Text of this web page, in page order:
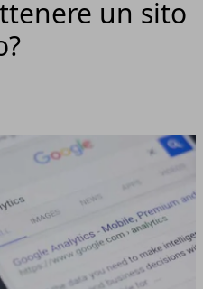
un sito